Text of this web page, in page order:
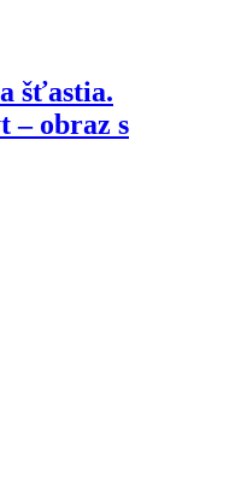
šťastia.
– obraz s